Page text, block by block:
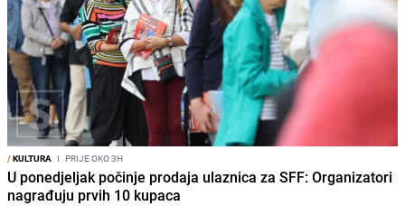
/KULTURA I PRIJE OKO 3H
U ponedjeljak počinje prodaja ulaznica za SFF: Organizatori
nagrađuju prvih 10 kupaca